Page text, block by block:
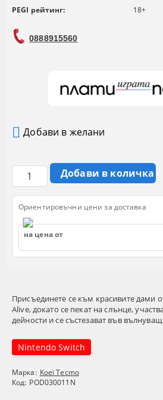
Присъединете се към красивите дами
Alive, докато се пекат на слънце,
дейности и се състезават във
Nintendo Switch
Марка: Koei Tecmo
Код: POD030011N
PEGI рейтинг:
18+
0888915560
Добави в желани
Ориентировъчни цени за доставка
на цена от